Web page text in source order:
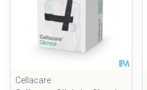
Cellacare